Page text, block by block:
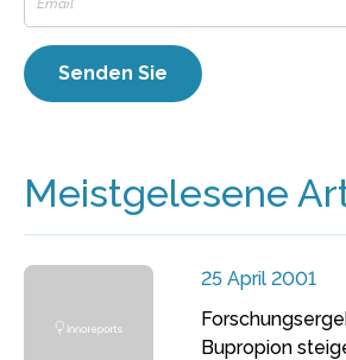
Meistgelesene
25 April 2001
Bupropion